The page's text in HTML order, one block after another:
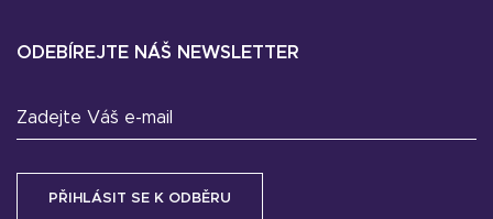
ODEBÍREJTE NÁŠ NEWSLETTER
Zadejte Váš e-mail